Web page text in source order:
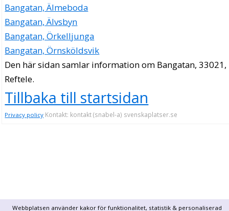
Webbplatsen använder kakor för funktionalitet, statistik & personaliserad
Bangatan, Älmeboda
Bangatan, Älvsbyn
Bangatan, Örkelljunga
Bangatan, Örnsköldsvik
Den här sidan samlar information om Bangatan, 33021,
Reftele.
Tillbaka till startsidan
Privacy policy Kontakt: kontakt (snabel-a) svenskaplatser.se